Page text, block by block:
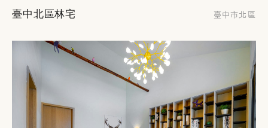
臺中北區林宅 臺中市北區